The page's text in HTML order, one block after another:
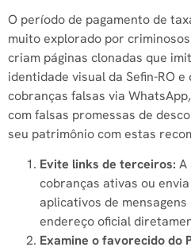
O período de pagamento de
muito explorado por
criam páginas clonadas que
identidade visual da Sefin-RO
cobranças falsas via
com falsas promessas de
seu patrimônio com estas
Evite links de terceiros: A
cobranças ativas ou
aplicativos de
endereço oficial
Examine o favorecido do